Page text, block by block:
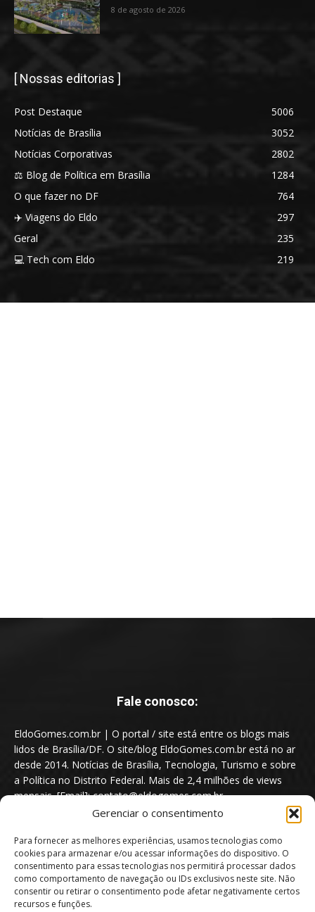
Gerenciar o consentimento
Para fornecer as melhores experiências, usamos tecnologias como
cookies para armazenar e/ou acessar informações do dispositivo. O
consentimento para essas tecnologias nos permitirá processar dados
como comportamento de navegação ou IDs exclusivos neste site. Não
consentir ou retirar o consentimento pode afetar negativamente certos
recursos e funções.
8 de agosto de 2026
[ Nossas editorias ]
Post Destaque
5006
Notícias de Brasília
3052
Notícias Corporativas
2802
⚖️ Blog de Política em Brasília
1284
O que fazer no DF
764
✈️ Viagens do Eldo
297
Geral
235
💻 Tech com Eldo
219
Fale conosco:
EldoGomes.com.br | O portal / site está entre os blogs mais
lidos de Brasília/DF. O site/blog EldoGomes.com.br está no ar
desde 2014. Notícias de Brasília, Tecnologia, Turismo e sobre
a Política no Distrito Federal. Mais de 2,4 milhões de views
mensais. [Email]: contato@eldogomes.com.br